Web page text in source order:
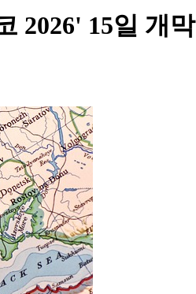
2026' 15일 개막